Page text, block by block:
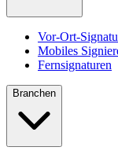
Vor-Ort-
Mobiles
Fernsignaturen
Branchen